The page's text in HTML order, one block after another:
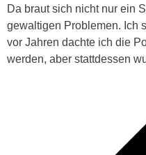
Da braut sich nicht nur ein
gewaltigen Problemen. Ich
vor Jahren dachte ich die
werden, aber stattdessen